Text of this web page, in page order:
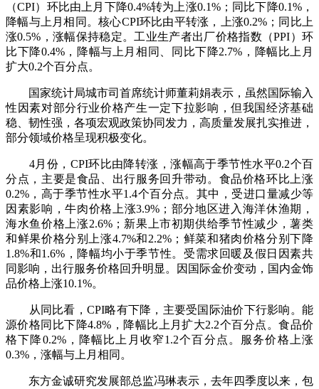
（CPI）环比由上月下降0.4%转为上涨0.1%；同比下降0.1%，
降幅与上月相同。核心CPI环比由平转涨，上涨0.2%；同比上
涨0.5%，涨幅保持稳定。工业生产者出厂价格指数（PPI）环
比下降0.4%，降幅与上月相同、同比下降2.7%，降幅比上月
扩大0.2个百分点。
国家统计局城市司首席统计师董莉娟表示，虽然国际输入
性因素对部分行业价格产生一定下拉影响，但我国经济基础
稳、韧性强，各项宏观政策协同发力，高质量发展扎实推进，
部分领域价格呈现积极变化。
4月份，CPI环比由降转涨，涨幅高于季节性水平0.2个百
分点，主要是食品、出行服务回升带动。食品价格环比上涨
0.2%，高于季节性水平1.4个百分点。其中，受进口量减少等
因素影响，牛肉价格上涨3.9%；部分地区进入海洋休渔期，
海水鱼价格上涨2.6%；新果上市初期供给季节性减少，薯类
和鲜果价格分别上涨4.7%和2.2%；鲜菜和猪肉价格分别下降
1.8%和1.6%，降幅均小于季节性。受需求回暖及假日因素共
同影响，出行服务价格回升明显。因国际金价变动，国内金饰
品价格上涨10.1%。
从同比看，CPI略有下降，主要受国际油价下行影响。能
源价格同比下降4.8%，降幅比上月扩大2.2个百分点。食品价
格下降0.2%，降幅比上月收窄1.2个百分点。服务价格上涨
0.3%，涨幅与上月相同。
东方金诚研究发展部总监冯琳表示，去年四季度以来，包